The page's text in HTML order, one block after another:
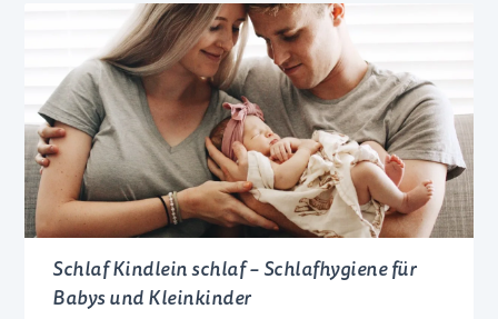
dein
Baby:
Tipps
für
einen
angenehmen
Sommer
Schlaf Kindlein schlaf – Schlafhygiene für
Babys und Kleinkinder